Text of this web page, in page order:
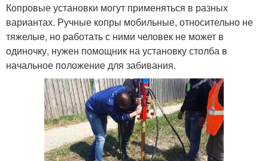
Копровые установки могут применяться в разных
вариантах. Ручные копры мобильные, относительно не
тяжелые, но работать с ними человек не может в
одиночку, нужен помощник на установку столба в
начальное положение для забивания.